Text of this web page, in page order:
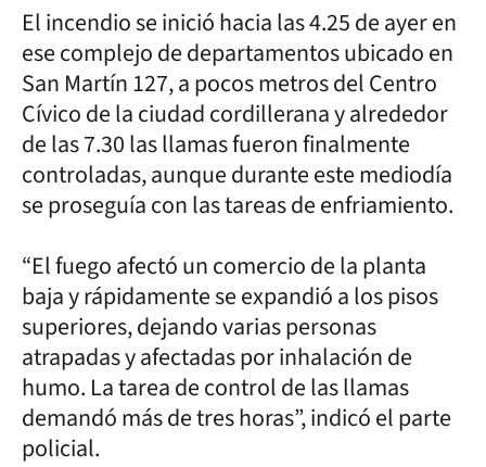
El incendio se inició hacia las 4.25 de ayer en
ese complejo de departamentos ubicado en
San Martín 127, a pocos metros del Centro
Cívico de la ciudad cordillerana y alrededor
de las 7.30 las llamas fueron finalmente
controladas, aunque durante este mediodía
se proseguía con las tareas de enfriamiento.
“El fuego afectó un comercio de la planta
baja y rápidamente se expandió a los pisos
superiores, dejando varias personas
atrapadas y afectadas por inhalación de
humo. La tarea de control de las llamas
demandó más de tres horas”, indicó el parte
policial.